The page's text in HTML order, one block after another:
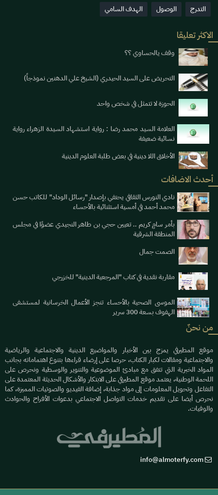
التدرج
الوصول الهدف السامي
الاكثر تعليقا
وقف يالحساوي ؟؟
التحريض على السيد الحيدري (الشيخ علي الدهنين نموذجاً)
الحوزة لا تتمثل في شخص واحد
العلامة السيد محمد رضا : رواية استشهاد السيدة الزهراء رواية
نسائية ضعيفة
الأخلاق اللا دينية في بعض طلبة العلوم الدينية
أحدث الاضافات
نادي النورس الثقافي يحتفي بإصدار "رسائل الوداد" للكاتب حسن
محمد أحمد في أمسية استثنائية بالأحساء
بأمر سامٍ كريم .. تعيين حجي بن طاهر النجيدي عضوًا في مجلس
المنطقة الشرقية
الصمت جمال
مقاربة نقدية في كتاب "المرجعية الدينية" للخزرجي
الموسى الصحية بالأحساء تنجز الأعمال الخرسانية لمستشفى
الهفوف بسعة 300 سرير
من نحنٌ
موقع المطيرفي يمزج بين الأخبار والمواضيع الدينية والاجتماعية والرياضية
والاجتماعية ومقالات لكبار الكتاب، حرصا على إرضاء قراءها بتنوع اهتماماته بجانب
المواد الخبرية التي تتفق مع مبادئ الموضوعية والتنوير والوسطية ونحرص على
اللحمة الوطنية، يعتمد موقع المطيرفي على الابتكار والأشكال الحديثة المعتمدة على
التفاعل وتحويل المعلومات إلى مواد جذابة، إضافة الفيديو والصوتيات المميزة، كما
نحرص أيضا على تقديم خدمات التواصل الاجتماعي بدعوات الأفراح والحوادث
والوفيات.
info@almoterfy.com